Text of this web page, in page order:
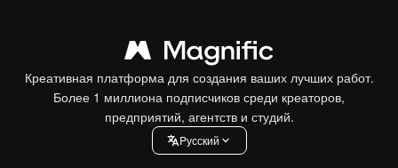
Креативная платформа для создания ваших лучших работ.
Более 1 миллиона подписчиков среди креаторов,
предприятий, агентств и студий.
Pусский